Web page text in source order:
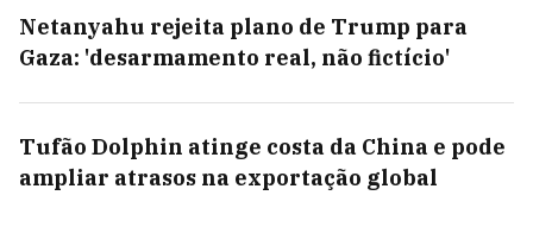
Netanyahu rejeita plano de Trump para
Gaza: 'desarmamento real, não fictício'
Tufão Dolphin atinge costa da China e pode
ampliar atrasos na exportação global